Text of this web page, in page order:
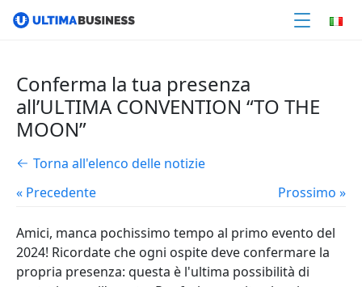
Conferma la tua presenza
all’ULTIMA CONVENTION “TO THE
MOON”
Torna all'elenco delle notizie
« Precedente
Prossimo »
Amici, manca pochissimo tempo al primo evento del
2024! Ricordate che ogni ospite deve confermare la
propria presenza: questa è l'ultima possibilità di